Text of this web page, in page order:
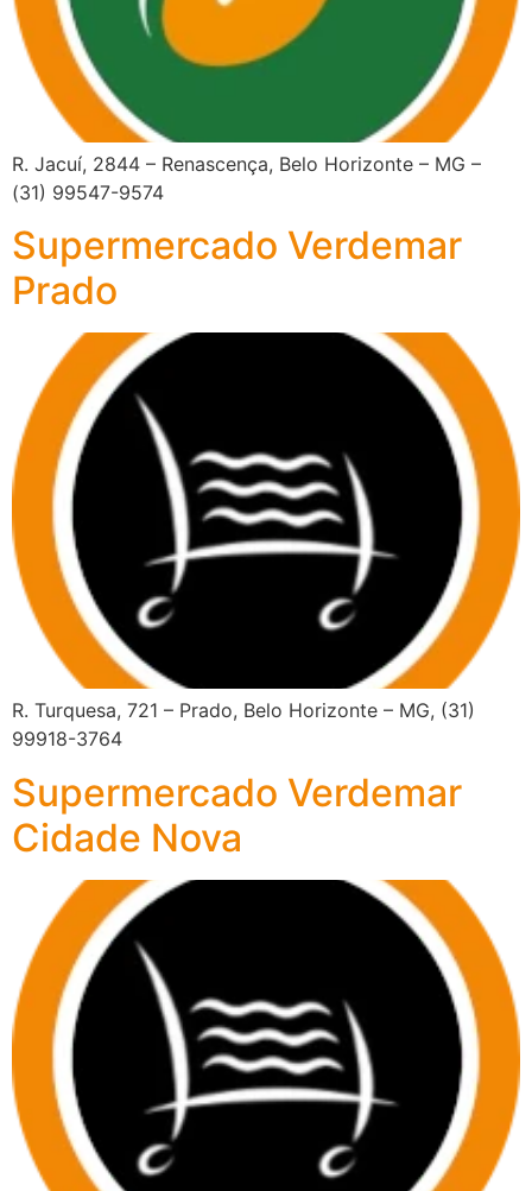
R. Jacuí, 2844 – Renascença, Belo Horizonte – MG –
(31) 99547-9574
Supermercado Verdemar
Prado
R. Turquesa, 721 – Prado, Belo Horizonte – MG, (31)
99918-3764
Supermercado Verdemar
Cidade Nova